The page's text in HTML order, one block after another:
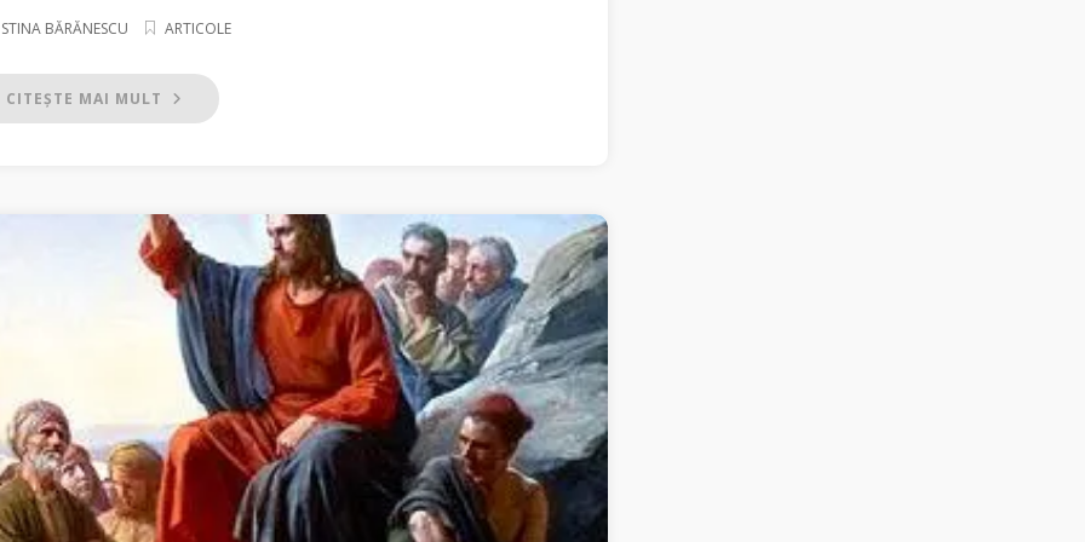
BĂRĂNESCU ARTICOLE
CITEȘTE MAI MULT